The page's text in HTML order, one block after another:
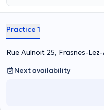
a crookedness, a problem
therapist who graduated from
2010 and obtained a master's
later. He is specialized in the
disorders, sports pathologies,
He practices in Frasnes-Lez-
his visits by appointment in
"make an appointment" button
Practice 1
Rue Aulnoit 25, Frasnes-
Next availability